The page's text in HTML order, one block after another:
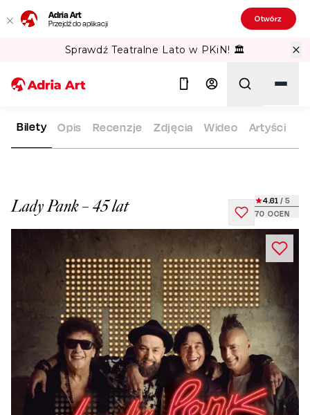
Adria Art
Przejdź do aplikacji Otwórz
Sprawdź Teatralne Lato w PKiN! 🏛️
ADRIA ART REPERTUAR LADY PANK – 45 LAT
Lady Pank – 45 lat 70 OCEN
4.61 / 5
Bilety Opis Recenzje Zdjęcia Wideo Artyści